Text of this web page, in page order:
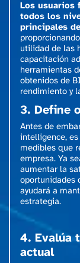
Los usuarios
todos los
principales
utilidad de las
capacitación
herramientas
obtenidos de
rendimiento y
3. Define
Antes de
intelligence,
medibles que
empresa. Ya
aumentar la
oportunidades
ayudará a
estrategia.
4. Evalúa
actual